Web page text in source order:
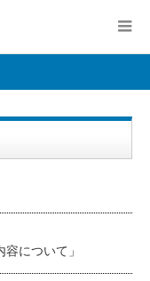
について」